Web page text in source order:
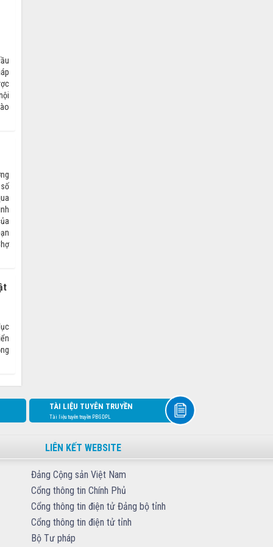
TÀI LIỆU TUYÊN TRUYỀN
Tài liệu tuyên truyền PBGDPL
LIÊN KẾT WEBSITE
Đảng Cộng sản Việt Nam
Cổng thông tin Chính Phủ
Cổng thông tin điện tử Đảng bộ tỉnh
Cổng thông tin điện tử tỉnh
Bộ Tư pháp